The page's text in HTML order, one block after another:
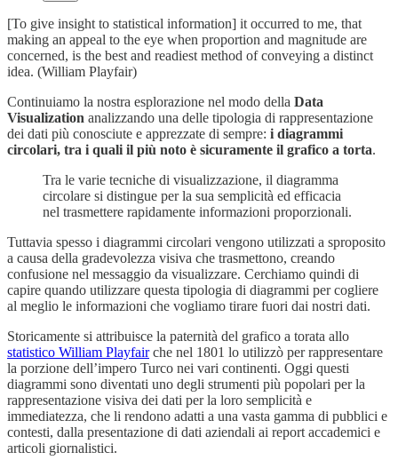
[To give insight to statistical information] it occurred to me, that
making an appeal to the eye when proportion and magnitude are
concerned, is the best and readiest method of conveying a distinct
idea. (William Playfair)
Continuiamo la nostra esplorazione nel modo della Data
Visualization analizzando una delle tipologia di rappresentazione
dei dati più conosciute e apprezzate di sempre: i diagrammi
circolari, tra i quali il più noto è sicuramente il grafico a torta.
Tra le varie tecniche di visualizzazione, il diagramma
circolare si distingue per la sua semplicità ed efficacia
nel trasmettere rapidamente informazioni proporzionali.
Tuttavia spesso i diagrammi circolari vengono utilizzati a sproposito
a causa della gradevolezza visiva che trasmettono, creando
confusione nel messaggio da visualizzare. Cerchiamo quindi di
capire quando utilizzare questa tipologia di diagrammi per cogliere
al meglio le informazioni che vogliamo tirare fuori dai nostri dati.
Storicamente si attribuisce la paternità del grafico a torata allo
statistico William Playfairche nel 1801 lo utilizzò per rappresentare
la porzione dell’impero Turco nei vari continenti. Oggi questi
diagrammi sono diventati uno degli strumenti più popolari per la
rappresentazione visiva dei dati per la loro semplicità e
immediatezza, che li rendono adatti a una vasta gamma di pubblici e
contesti, dalla presentazione di dati aziendali ai report accademici e
articoli giornalistici.